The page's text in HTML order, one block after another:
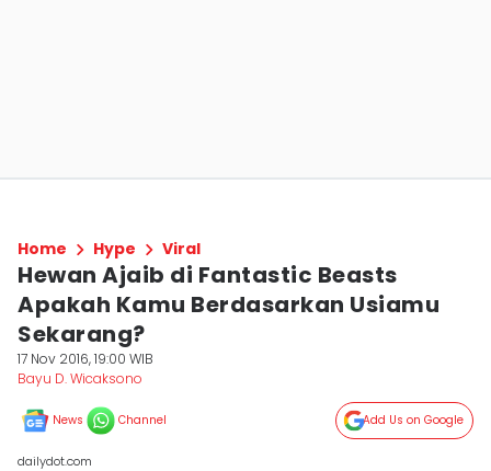
Home Hype Viral
Hewan Ajaib di Fantastic Beasts
Apakah Kamu Berdasarkan Usiamu
Sekarang?
17 Nov 2016, 19:00 WIB
Bayu D. Wicaksono
News Channel Add Us on Google
dailydot.com